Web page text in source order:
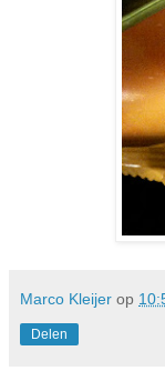
Marco Kleijer op
Delen